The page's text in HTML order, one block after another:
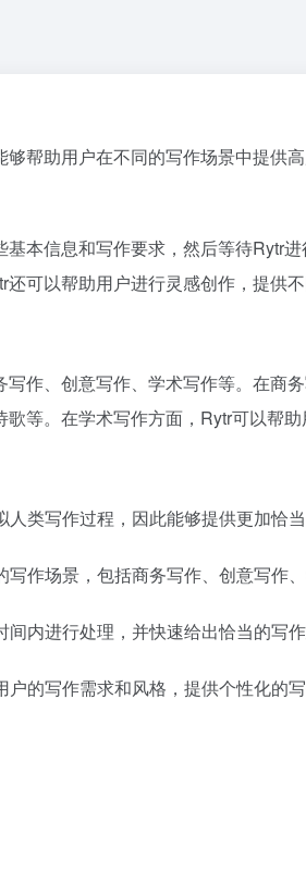
帮助用户在不同的写作场景中提
本信息和写作要求，然后等待Rytr
可以帮助用户进行灵感创作，提供
作、创意写作、学术写作等。在
等。在学术写作方面，Rytr可以帮助
类写作过程，因此能够提供更加恰
作场景，包括商务写作、创意写作
内进行处理，并快速给出恰当的写
的写作需求和风格，提供个性化